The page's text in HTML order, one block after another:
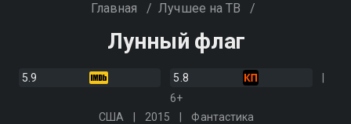
Главная / Лучшее на ТВ /
Лунный флаг
5.9
5.8
6+
США
2015 Фантастика